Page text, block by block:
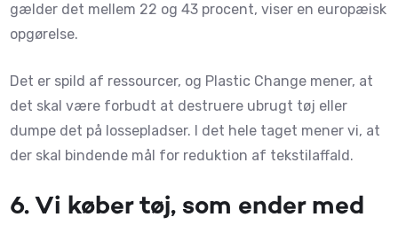
gælder det mellem 22 og 43 procent, viser en europæisk
opgørelse.
Det er spild af ressourcer, og Plastic Change mener, at
det skal være forbudt at destruere ubrugt tøj eller
dumpe det på lossepladser. I det hele taget mener vi, at
der skal bindende mål for reduktion af tekstilaffald.
6. Vi køber tøj, som ender med